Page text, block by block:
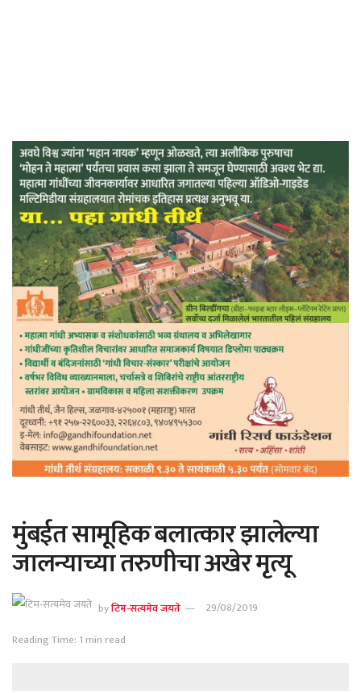
मुंबईत सामूहिक बलात्कार झालेल्या
जालन्याच्या तरुणीचा अखेर मृत्यू
byटिम-सत्यमेव जयते
29/08/2019
Reading Time: 1 min read